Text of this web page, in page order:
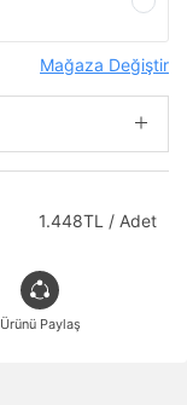
Mağaza Değiştir
1.448TL / Adet
Ürünü Paylaş